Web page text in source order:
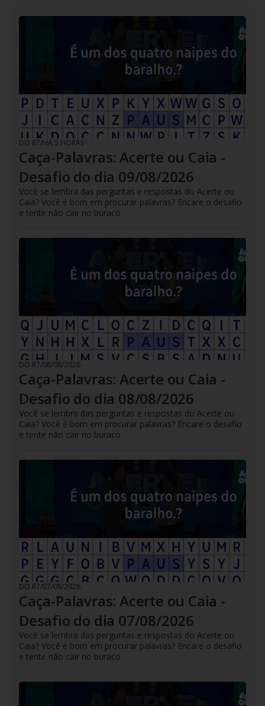
DO R7/HÁ 5 HORAS
Caça-Palavras: Acerte ou Caia -
Desafio do dia 09/08/2026
Você se lembra das perguntas e respostas do Acerte ou
Caia? Você é bom em procurar palavras? Encare o desafio
e tente não cair no buraco
DO R7/08/08/2026
Caça-Palavras: Acerte ou Caia -
Desafio do dia 08/08/2026
Você se lembra das perguntas e respostas do Acerte ou
Caia? Você é bom em procurar palavras? Encare o desafio
e tente não cair no buraco
DO R7/07/08/2026
Caça-Palavras: Acerte ou Caia -
Desafio do dia 07/08/2026
Você se lembra das perguntas e respostas do Acerte ou
Caia? Você é bom em procurar palavras? Encare o desafio
e tente não cair no buraco